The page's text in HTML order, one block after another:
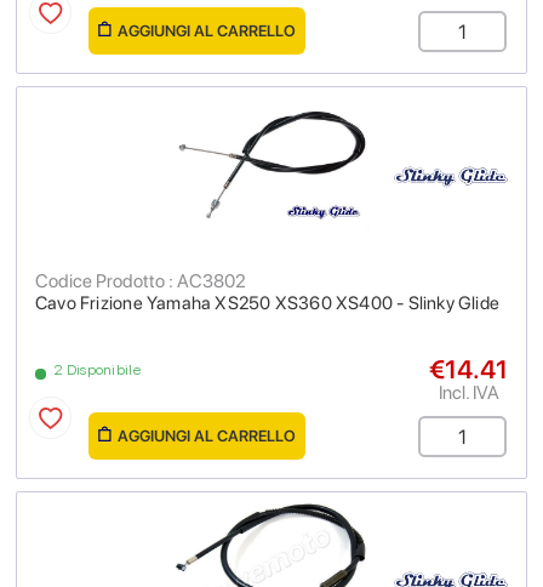
AGGIUNGI AL CARRELLO
Cavo Frizione Yamaha XS250 XS360 XS400 - Slinky Glide
Codice Prodotto : AC3802
2 Disponibile €14.41
Incl. IVA
AGGIUNGI AL CARRELLO